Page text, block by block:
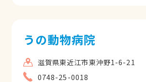
うの動物病院
滋賀県東近江市東沖野1-6-21
0748-25-0018